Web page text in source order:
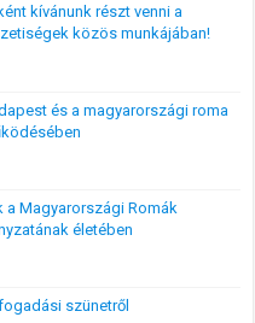
kívánunk részt venni a
közös munkájában!
és a magyarországi roma
Magyarországi Romák
életében
szünetről